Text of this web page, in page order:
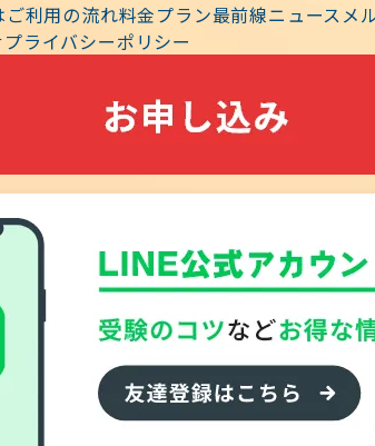
ご利用の流れ料金プラン最前線ニュースメ
プライバシーポリシー
面の下段に購入ボタンが表示されます。手
下段に表示されます（v1.4.3 以上）
してください。
読み込み）をクリックしてください。
ない、という場合は、ログアウトの後、ブ
は
去問の知識を扱います。学習効率を高める
に「類似問題」と記載しています。
学習進捗」「マーカー」はリセットされま
物教材販売」は、12月より順次、実施いたし